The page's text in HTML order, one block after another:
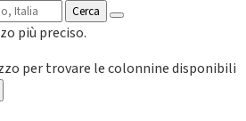
Cerca
più preciso.
per trovare le colonnine disponibili